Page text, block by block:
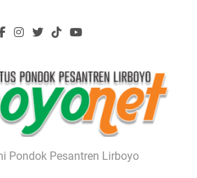
Pondok Pesantren Lirboyo